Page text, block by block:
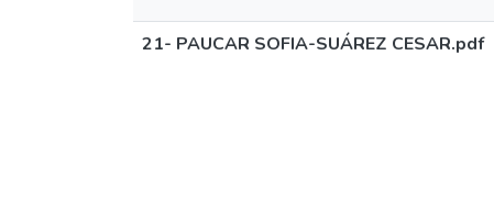
21- PAUCAR SOFIA-SUÁREZ CESAR.pdf